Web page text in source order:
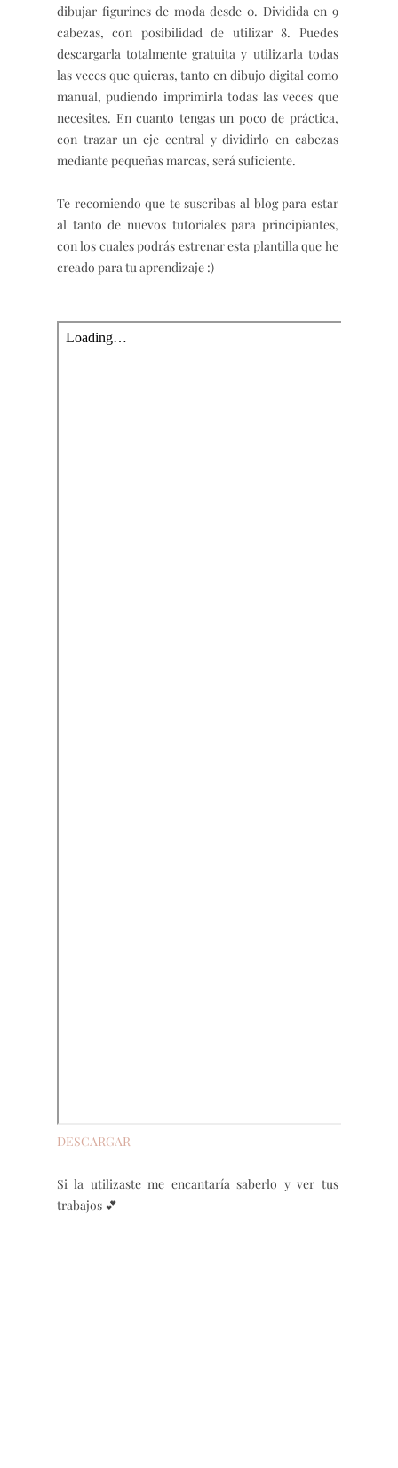
dibujar figurines de moda desde 0. Dividida en 9
cabezas, con posibilidad de utilizar 8. Puedes
descargarla totalmente gratuita y utilizarla todas
las veces que quieras, tanto en dibujo digital como
manual, pudiendo imprimirla todas las veces que
necesites. En cuanto tengas un poco de práctica,
con trazar un eje central y dividirlo en cabezas
mediante pequeñas marcas, será suficiente.
Te recomiendo que te suscribas al blog para estar
al tanto de nuevos tutoriales para principiantes,
con los cuales podrás estrenar esta plantilla que he
creado para tu aprendizaje :)
DESCARGAR
Si la utilizaste me encantaría saberlo y ver tus
trabajos 💕